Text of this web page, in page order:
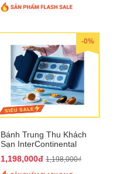
-0%
Bánh Trung Thu Khách
Sạn InterContinental
QTTT27
1,198,000đ 1,198,000₫